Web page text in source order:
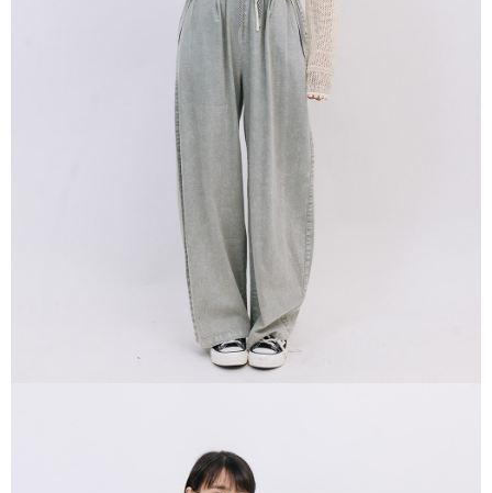
１．透過由恩沛科技股份有限公司提供之「AFTEE先享後付」服務完成之交
易，需依本服務之必要範圍內提供個人資料，並將交易相關給付款項請求債
權轉讓予恩沛科技股份有限公司。
２．關於個人資料處理事宜，請瀏覽以下網址：
https://aftee.tw/terms/#terms3
３．未成年的使用者請事先徵得法定代理人或監護人之同意方可使用
「AFTEE先享後付」，若未經同意申辦者引起之損失，本公司不負相關責
４．使用「AFTEE先享後付」時，將依據個別帳號之用戶狀況，依本公司即
時審查核予不同之上限額度；若仍有額度不足之情形，本公司將視審查結果
５．嚴禁一人註冊多個帳號或使用他人資訊註冊。若發現惡意使用之情形，
恩沛科技股份有限公司將有權停止該用戶之使用額度並採取法律行動。